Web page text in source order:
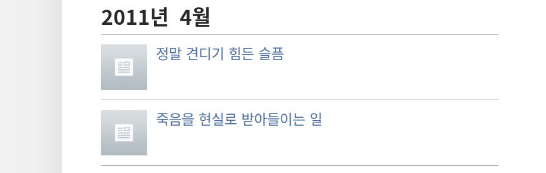
2011년 4월
정말 견디기 힘든 슬픔
죽음을 현실로 받아들이는 일